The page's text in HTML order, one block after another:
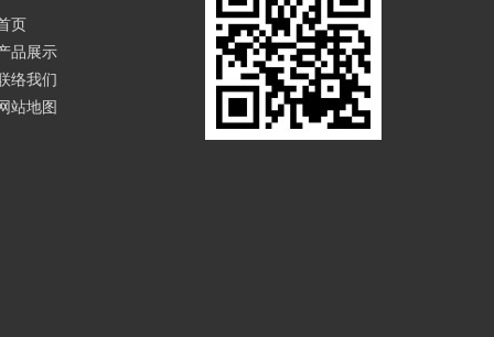
页
品展示
络我们
站地图